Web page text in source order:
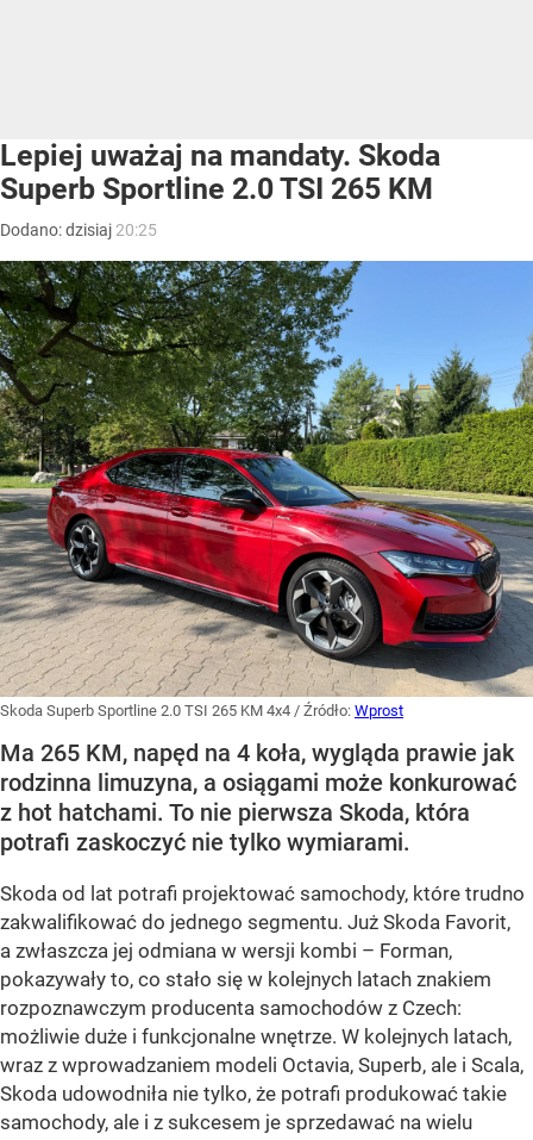
Lepiej uważaj na mandaty. Skoda
Superb Sportline 2.0 TSI 265 KM
Dodano:dzisiaj 20:25
Skoda Superb Sportline 2.0 TSI 265 KM 4x4 / Źródło: Wprost
Ma 265 KM, napęd na 4 koła, wygląda prawie jak
rodzinna limuzyna, a osiągami może konkurować
z hot hatchami. To nie pierwsza Skoda, która
potrafi zaskoczyć nie tylko wymiarami.
Skoda od lat potrafi projektować samochody, które trudno
zakwalifikować do jednego segmentu. Już Skoda Favorit,
a zwłaszcza jej odmiana w wersji kombi – Forman,
pokazywały to, co stało się w kolejnych latach znakiem
rozpoznawczym producenta samochodów z Czech:
możliwie duże i funkcjonalne wnętrze. W kolejnych latach,
wraz z wprowadzaniem modeli Octavia, Superb, ale i Scala,
Skoda udowodniła nie tylko, że potrafi produkować takie
samochody, ale i z sukcesem je sprzedawać na wielu